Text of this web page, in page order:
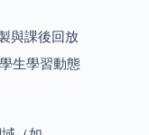
與課後回放
生學習動態